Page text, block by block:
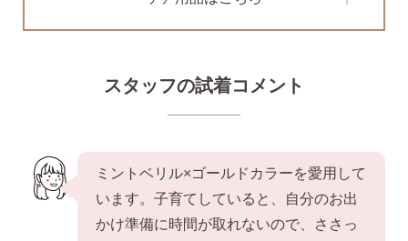
スタッフの試着コメント
ミントベリル×ゴールドカラーを愛用して
います。子育てしていると、自分のお出
かけ準備に時間が取れないので、ささっ